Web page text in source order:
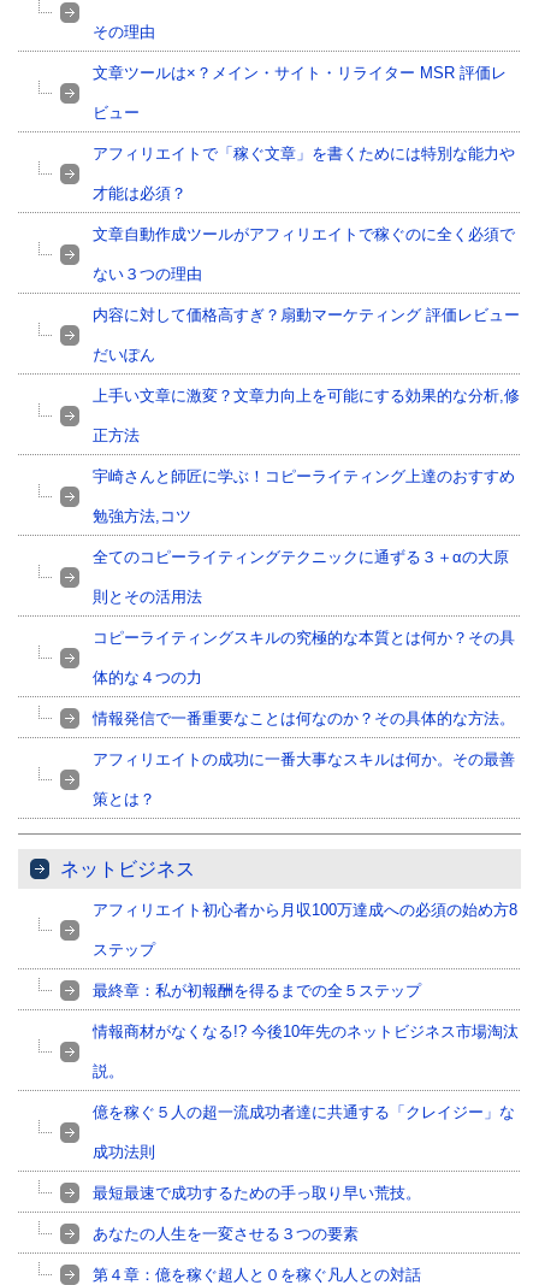
その理由
文章ツールは×？メイン・サイト・リライター MSR 評価レ
ビュー
アフィリエイトで「稼ぐ文章」を書くためには特別な能力や
才能は必須？
文章自動作成ツールがアフィリエイトで稼ぐのに全く必須で
ない３つの理由
内容に対して価格高すぎ？扇動マーケティング 評価レビュー
だいぽん
上手い文章に激変？文章力向上を可能にする効果的な分析,修
正方法
宇崎さんと師匠に学ぶ！コピーライティング上達のおすすめ
勉強方法,コツ
全てのコピーライティングテクニックに通ずる３＋αの大原
則とその活用法
コピーライティングスキルの究極的な本質とは何か？その具
体的な４つの力
情報発信で一番重要なことは何なのか？その具体的な方法。
アフィリエイトの成功に一番大事なスキルは何か。その最善
策とは？
ネットビジネス
アフィリエイト初心者から月収100万達成への必須の始め方8
ステップ
最終章：私が初報酬を得るまでの全５ステップ
情報商材がなくなる!? 今後10年先のネットビジネス市場淘汰
説。
億を稼ぐ５人の超一流成功者達に共通する「クレイジー」な
成功法則
最短最速で成功するための手っ取り早い荒技。
あなたの人生を一変させる３つの要素
第４章：億を稼ぐ超人と０を稼ぐ凡人との対話